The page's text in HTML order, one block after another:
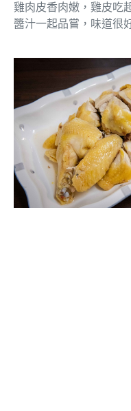
雞肉皮香肉嫩，雞皮吃
醬汁一起品嘗，味道很